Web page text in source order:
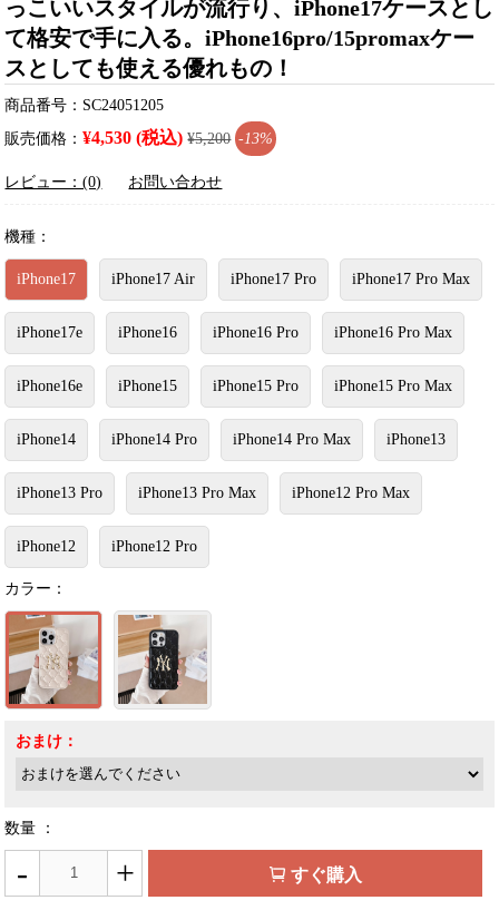
っこいいスタイルが流行り、iPhone17ケースとし
て格安で手に入る。iPhone16pro/15promaxケー
スとしても使える優れもの！
商品番号：SC24051205
販売価格：¥4,530 (税込) ¥5,200 -13%
レビュー：(0) お問い合わせ
機種：
iPhone17 iPhone17 Air iPhone17 Pro iPhone17 Pro Max
iPhone17e iPhone16 iPhone16 Pro iPhone16 Pro Max
iPhone16e iPhone15 iPhone15 Pro iPhone15 Pro Max
iPhone14 iPhone14 Pro iPhone14 Pro Max iPhone13
iPhone13 Pro iPhone13 Pro Max iPhone12 Pro Max
iPhone12 iPhone12 Pro
カラー：
おまけ：
数量 ：
- + すぐ購入